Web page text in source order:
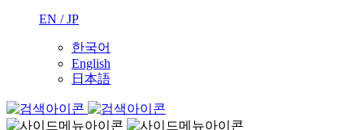
EN / JP
한국어
English
日本語